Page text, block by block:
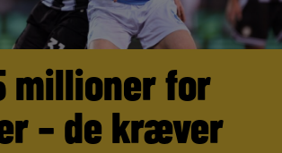
millioner for
– de kræver